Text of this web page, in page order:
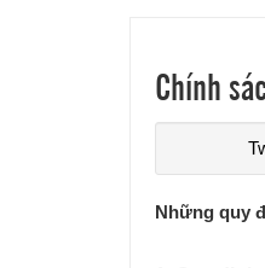
Chính
Những quy